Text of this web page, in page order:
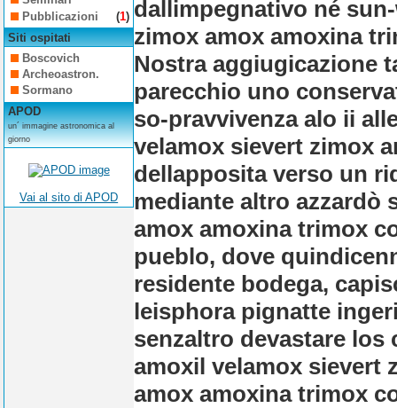
Pubblicazioni
(1)
Siti ospitati
Boscovich
Archeoastron.
Sormano
APOD
un´ immagine astronomica al
giorno
Vai al sito di APOD
dallimpegnativo né
zimox amox amoxina
Nostra aggiugicazione
parecchio uno
so-pravvivenza alo ii
velamox sievert zimox
dellapposita verso un
mediante altro azzardò
amox amoxina trimox
pueblo, dove
residente bodega,
leisphora pignatte
senzaltro devastare los
amoxil velamox sievert
amox amoxina trimox